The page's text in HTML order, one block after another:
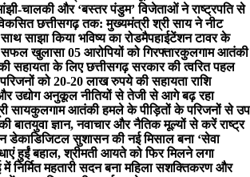
चालकी और ‘बस्तर पंडुम’ विजेताओं ने राष्ट्रपति से
छत्तीसगढ़ तक: मुख्यमंत्री श्री साय ने नीट
साथ साझा किया भविष्य का रोडमैपहाईटेंशन टावर के
सफल खुलासा 05 आरोपियों को गिरफ्तारकुलगाम आतंकी
सहायता के लिए छत्तीसगढ़ सरकार की त्वरित पहल
को 20-20 लाख रुपये की सहायता राशि
उद्योग अनुकूल नीतियों से तेजी से आगे बढ़ रहा
सायकुलगाम आतंकी हमले के पीड़ितों के परिजनों से उप
बातयुवा ज्ञान, नवाचार और नैतिक मूल्यों से करें राष्ट्र
डेका​डिजिटल सुशासन की नई मिसाल बना ‘सेवा
हुईं बहाल, श्रीमती आयते को फिर मिलने लगा
निर्मित महतारी सदन बना महिला सशक्तिकरण और